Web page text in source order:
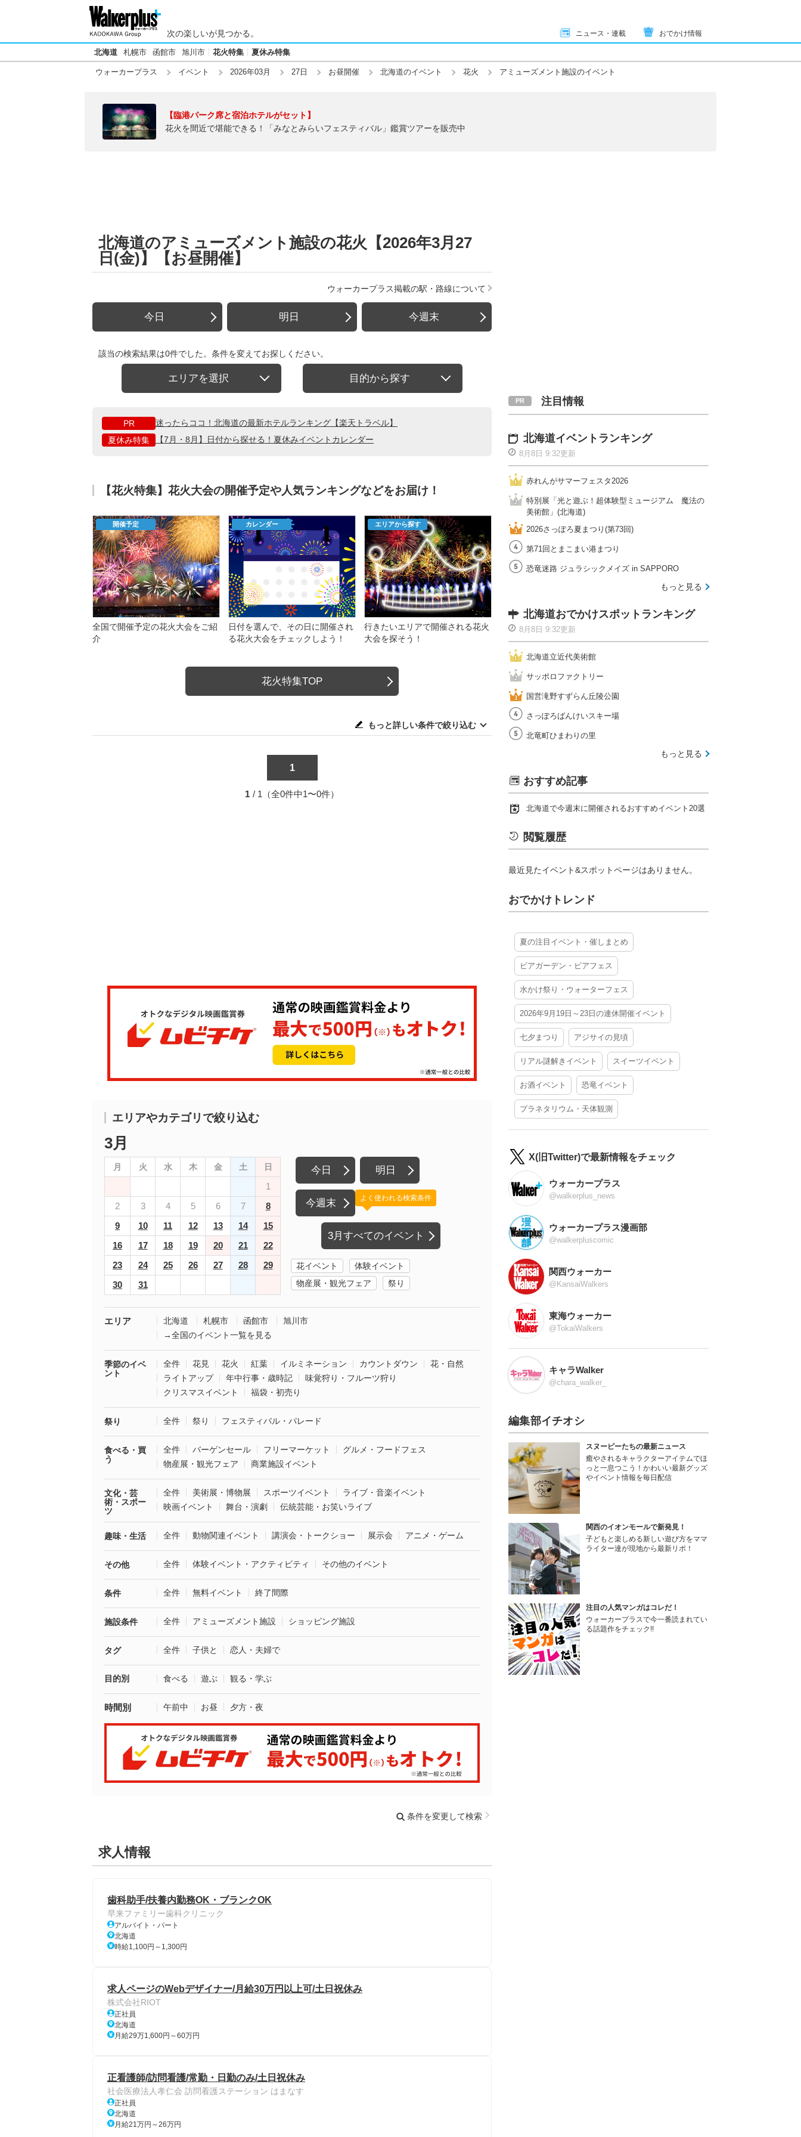
次の楽しいが見つかる。 ニュース・連載 おでかけ情報
北海道 札幌市 函館市 旭川市 花火特集 夏休み特集
ウォーカープラス イベント 2026年03月 27日 お昼開催 北海道のイベント 花火 アミューズメント施設のイベント
【臨港パーク席と宿泊ホテルがセット】
花火を間近で堪能できる！「みなとみらいフェスティバル」鑑賞ツアーを販売中
北海道のアミューズメント施設の花火【2026年3月27
日(金)】【お昼開催】
ウォーカープラス掲載の駅・路線について
今日 明日 今週末
該当の検索結果は0件でした。条件を変えてお探しください。
エリアを選択 目的から探す
PR
迷ったらココ！北海道の最新ホテルランキング【楽天トラベル】
夏休み特集
【7月・8月】日付から探せる！夏休みイベントカレンダー
【花火特集】花火大会の開催予定や人気ランキングなどをお届け！
開催予定
全国で開催予定の花火大会をご紹
介
カレンダー
日付を選んで、その日に開催され
る花火大会をチェックしよう！
エリアから探す
行きたいエリアで開催される花火
大会を探そう！
花火特集TOP
もっと詳しい条件で絞り込む
1
1 / 1（全0件中1〜0件）
エリアやカテゴリで絞り込む
3月
月 火 水 木 金 土 日
1
2
3 4 5 6 7
8
9
10 11 12 13 14
15
16
17 18 19 20 21
22
23
24 25 26 27 28
29
30
31
今日 明日
今週末
3月すべてのイベント
よく使われる検索条件
花イベント
体験イベント
物産展・観光フェア
祭り
エリア 北海道 札幌市 函館市
旭川市
→全国のイベント一覧を見る
季節のイベ
ント
全件 花見 花火 紅葉 イルミネーション カウントダウン
花・自然
ライトアップ
年中行事・歳時記
味覚狩り・フルーツ狩り
クリスマスイベント
福袋・初売り
祭り 全件 祭り フェスティバル・パレード
食べる・買
う
全件 バーゲンセール フリーマーケット
グルメ・フードフェス
物産展・観光フェア
商業施設イベント
文化・芸
術・スポー
ツ
全件 美術展・博物展 スポーツイベント
ライブ・音楽イベント
映画イベント
舞台・演劇 伝統芸能・お笑いライブ
趣味・生活 全件 動物関連イベント 講演会・トークショー 展示会 アニメ・ゲーム
その他 全件 体験イベント・アクティビティ その他のイベント
条件 全件 無料イベント 終了間際
施設条件 全件 アミューズメント施設 ショッピング施設
タグ 全件 子供と 恋人・夫婦で
目的別 食べる 遊ぶ 観る・学ぶ
時間別 午前中 お昼 夕方・夜
条件を変更して検索
求人情報
歯科助手/扶養内勤務OK・ブランクOK
早来ファミリー歯科クリニック
アルバイト・パート
北海道
時給1,100円～1,300円
求人ページのWebデザイナー/月給30万円以上可/土日祝休み
株式会社RIOT
正社員
北海道
月給29万1,600円～60万円
正看護師/訪問看護/常勤・日勤のみ/土日祝休み
社会医療法人孝仁会 訪問看護ステーション はまなす
正社員
北海道
月給21万円～26万円
注目情報
北海道イベントランキング
8月8日 9:32更新
赤れんがサマーフェスタ2026
特別展「光と遊ぶ！超体験型ミュージアム 魔法の
美術館」(北海道)
2026さっぽろ夏まつり(第73回)
第71回とまこまい港まつり
恐竜迷路 ジュラシックメイズ in SAPPORO
もっと見る
北海道おでかけスポットランキング
8月8日 9:32更新
北海道立近代美術館
サッポロファクトリー
国営滝野すずらん丘陵公園
さっぽろばんけいスキー場
北竜町ひまわりの里
もっと見る
おすすめ記事
北海道で今週末に開催されるおすすめイベント20選
閲覧履歴
最近見たイベント&スポットページはありません。
おでかけトレンド
夏の注目イベント・催しまとめ
ビアガーデン・ビアフェス
水かけ祭り・ウォーターフェス
2026年9月19日～23日の連休開催イベント
七夕まつり アジサイの見頃
リアル謎解きイベント スイーツイベント
お酒イベント 恐竜イベント
プラネタリウム・天体観測
X(旧Twitter)で最新情報をチェック
ウォーカープラス
@walkerplus_news
ウォーカープラス漫画部
@walkerpluscomic
関西ウォーカー
@KansaiWalkers
東海ウォーカー
@TokaiWalkers
キャラWalker
@chara_walker_
編集部イチオシ
スヌーピーたちの最新ニュース
癒やされるキャラクターアイテムでほ
っと一息つこう！かわいい最新グッズ
やイベント情報を毎日配信
関西のイオンモールで新発見！
子どもと楽しめる新しい遊び方をママ
ライター達が現地から最新リポ！
注目の人気マンガはコレだ！
ウォーカープラスで今一番読まれてい
る話題作をチェック!!